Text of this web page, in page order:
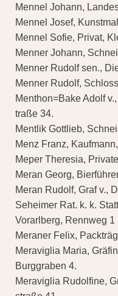
Mennel Johann,
Mennel Josef,
Mennel Sofie, Privat,
Menner Johann,
Menner Rudolf sen.,
Menner Rudolf,
Menthon=Bake Adolf
traße 34.
Mentlik Gottlieb,
Menz Franz,
Meper Theresia,
Meran Georg,
Meran Rudolf, Graf v.,
Seheimer Rat. k. k.
Vorarlberg, Rennweg 1
Meraner Felix,
Meraviglia Maria,
Burggraben 4.
Meraviglia Rudolfine,